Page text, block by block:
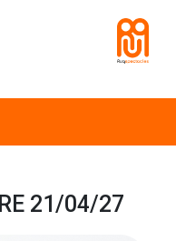
21/04/27